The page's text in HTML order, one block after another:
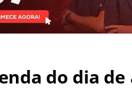
do dia de